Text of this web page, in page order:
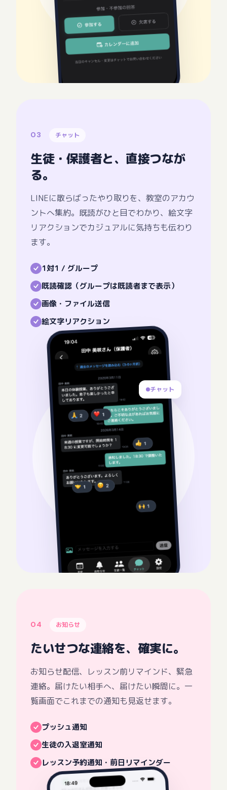
03 チャット
生徒・保護者と、直接つなが
る。
LINEに散らばったやり取りを、教室のアカウ
ントへ集約。既読がひと目でわかり、絵文字
リアクションでカジュアルに気持ちも伝わり
ます。
1対1 / グループ
既読確認（グループは既読者まで表示）
画像・ファイル送信
絵文字リアクション
チャット
04 お知らせ
たいせつな連絡を、確実に。
お知らせ配信、レッスン前リマインド、緊急
連絡。届けたい相手へ、届けたい瞬間に。一
覧画面でこれまでの通知も見返せます。
プッシュ通知
生徒の入退室通知
レッスン予約通知・前日リマインダー